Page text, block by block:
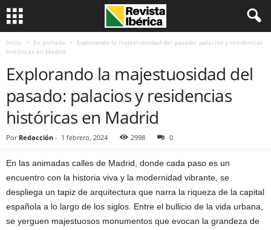
Inicio En portada
Explorando la majestuosidad del pasado: palacios y residencias
históricas en Madrid
Explorando la majestuosidad del
pasado: palacios y residencias
históricas en Madrid
Por Redacción - 1 febrero, 2024 2998 0
En las animadas calles de Madrid, donde cada paso es un
encuentro con la historia viva y la modernidad vibrante, se
despliega un tapiz de arquitectura que narra la riqueza de la capital
española a lo largo de los siglos. Entre el bullicio de la vida urbana,
se yerguen majestuosos monumentos que evocan la grandeza de